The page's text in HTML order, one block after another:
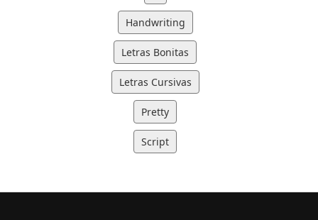
Handwriting
Letras Bonitas
Letras Cursivas
Pretty
Script